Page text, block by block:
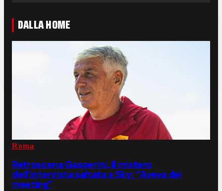
DALLA HOME
Roma
Retroscena Gasperini, il mistero
dell’intervista saltata a Sky: “Aveva dei
meeting”